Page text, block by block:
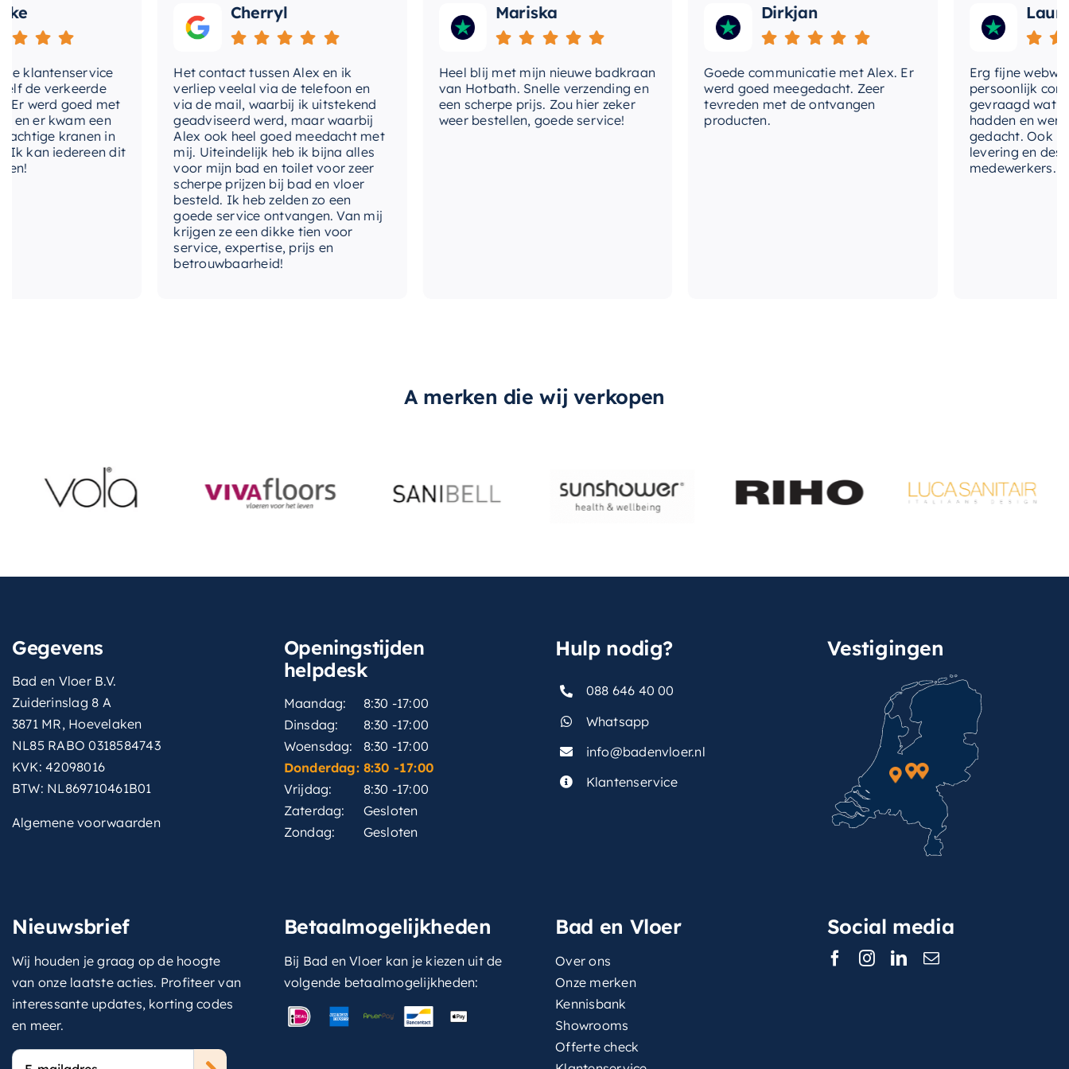
breedtediameter-
douchekop
hoofddouche-montage N.v.t.
verkeerde
goed met
er kwam een
kranen in
iedereen dit
Cherryl
Het contact tussen Alex en ik
verliep veelal via de telefoon en
via de mail, waarbij ik uitstekend
geadviseerd werd, maar waarbij
Alex ook heel goed meedacht met
mij. Uiteindelijk heb ik bijna alles
voor mijn bad en toilet voor zeer
scherpe prijzen bij bad en vloer
besteld. Ik heb zelden zo een
goede service ontvangen. Van mij
krijgen ze een dikke tien voor
service, expertise, prijs en
betrouwbaarheid!
Mariska
Heel blij met mijn nieuwe badkraan
van Hotbath. Snelle verzending en
een scherpe prijs. Zou hier zeker
weer bestellen, goede service!
Dirkjan
Goede communicatie met Alex. Er
werd goed meegedacht. Zeer
tevreden met de ontvangen
producten.
Laura
Erg fijne
persoonlijk contact
gevraagd wat we
hadden en werd
gedacht. Ook in de
levering en
medewerkers. Wij
A merken die wij verkopen
Gegevens
Bad en Vloer B.V.
Zuiderinslag 8 A
3871 MR, Hoevelaken
NL85 RABO 0318584743
KVK: 42098016
BTW: NL869710461B01
Algemene voorwaarden
Openingstijden
helpdesk
Maandag:
8:30 -17:00
Dinsdag:
8:30 -17:00
Woensdag:
8:30 -17:00
Donderdag: 8:30 -17:00
Vrijdag:
8:30 -17:00
Zaterdag:
Gesloten
Zondag:
Gesloten
Hulp nodig?
088 646 40 00
Whatsapp
info@badenvloer.nl
Klantenservice
Vestigingen
Nieuwsbrief
Wij houden je graag op de hoogte
van onze laatste acties. Profiteer van
interessante updates, korting codes
en meer.
E-
Betaalmogelijkheden
Bij Bad en Vloer kan je kiezen uit de
volgende betaalmogelijkheden:
Bad en Vloer
Over ons
Onze merken
Kennisbank
Showrooms
Offerte check
Social media